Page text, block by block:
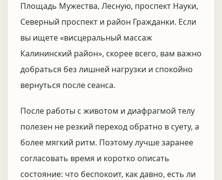
Площадь Мужества, Лесную, проспект Науки,
Северный проспект и район Гражданки. Если
вы ищете «висцеральный массаж
Калининский район», скорее всего, вам важно
добраться без лишней нагрузки и спокойно
вернуться после сеанса.
После работы с животом и диафрагмой телу
полезен не резкий переход обратно в суету, а
более мягкий ритм. Поэтому лучше заранее
согласовать время и коротко описать
состояние: что беспокоит, как давно, есть ли